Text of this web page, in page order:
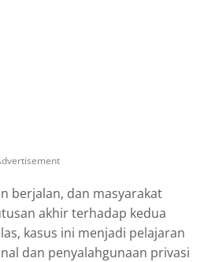
berjalan, dan masyarakat
akhir terhadap kedua
kasus ini menjadi pelajaran
dan penyalahgunaan privasi